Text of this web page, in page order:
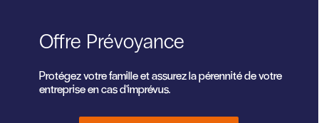
Offre Prévoyance
Protégez votre famille et assurez la pérennité de votre
entreprise en cas d’imprévus.